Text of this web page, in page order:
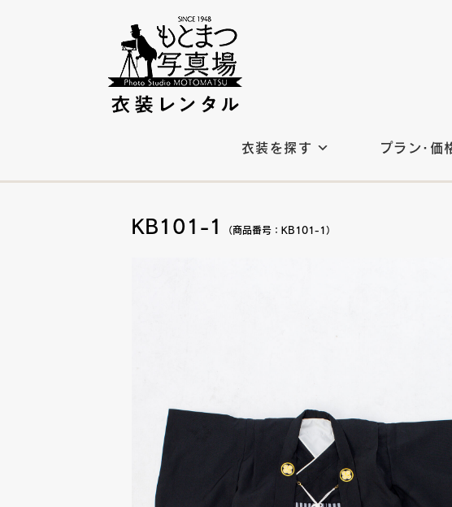
衣装を探す プラン・価
KB101-1 （商品番号：KB101-1）